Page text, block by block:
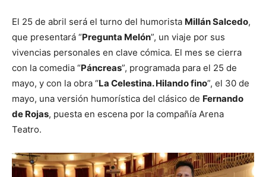
El 25 de abril será el turno del humorista Millán Salcedo,
que presentará “Pregunta Melón”, un viaje por sus
vivencias personales en clave cómica. El mes se cierra
con la comedia “Páncreas”, programada para el 25 de
mayo, y con la obra “La Celestina. Hilando fino”, el 30 de
mayo, una versión humorística del clásico de Fernando
de Rojas, puesta en escena por la compañía Arena
Teatro.